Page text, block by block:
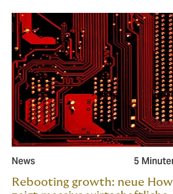
News 5
Rebooting growth: neue